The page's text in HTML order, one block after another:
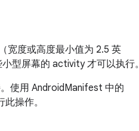
宽度或高度最小值为 2.5 英
型屏幕的 activity 才可以执行。
使用 AndroidManifest 中的
操作。